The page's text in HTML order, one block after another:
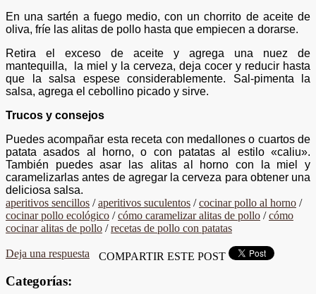
En una sartén a fuego medio, con un chorrito de aceite de
oliva, fríe las alitas de pollo hasta que empiecen a dorarse.
Retira el exceso de aceite y agrega una nuez de
mantequilla, la miel y la cerveza, deja cocer y reducir hasta
que la salsa espese considerablemente. Sal-pimenta la
salsa, agrega el cebollino picado y sirve.
Trucos y consejos
Puedes acompañar esta receta con medallones o cuartos de
patata asados al horno, o con patatas al estilo «caliu».
También puedes asar las alitas al horno con la miel y
caramelizarlas antes de agregar la cerveza para obtener una
deliciosa salsa.
aperitivos sencillos /aperitivos suculentos /cocinar pollo al horno /
cocinar pollo ecológico /cómo caramelizar alitas de pollo /cómo
cocinar alitas de pollo /recetas de pollo con patatas
Deja una respuesta COMPARTIR ESTE POST
Categorías: